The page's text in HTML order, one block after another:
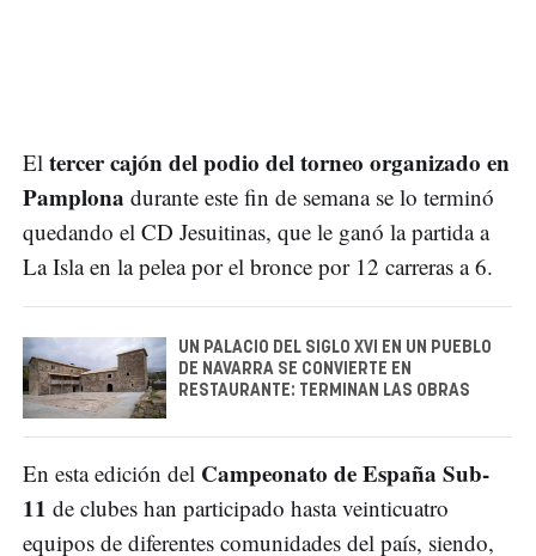
El tercer cajón del podio del torneo organizado en
Pamplona durante este fin de semana se lo terminó
quedando el CD Jesuitinas, que le ganó la partida a
La Isla en la pelea por el bronce por 12 carreras a 6.
UN PALACIO DEL SIGLO XVI EN UN PUEBLO
DE NAVARRA SE CONVIERTE EN
RESTAURANTE: TERMINAN LAS OBRAS
En esta edición del Campeonato de España Sub-
11 de clubes han participado hasta veinticuatro
equipos de diferentes comunidades del país, siendo,